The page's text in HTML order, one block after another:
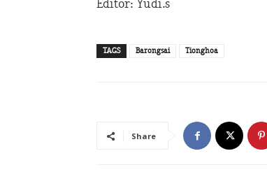
Editor: Yudi.s
TAGS Barongsai Tionghoa
Share